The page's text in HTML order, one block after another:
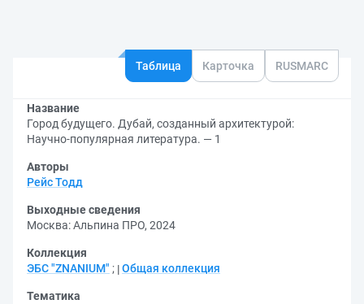
Таблица Карточка RUSMARC
Название
Город будущего. Дубай, созданный архитектурой:
Научно-популярная литература. — 1
Авторы
Рейс Тодд
Выходные сведения
Москва: Альпина ПРО, 2024
Коллекция
ЭБС "ZNANIUM" ; Общая коллекция
Тематика